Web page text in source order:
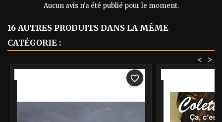
Aucun avis n'a été publié pour le moment.
16 AUTRES PRODUITS DANS LA MÊME
CATÉGORIE :
>
<
favorite_border